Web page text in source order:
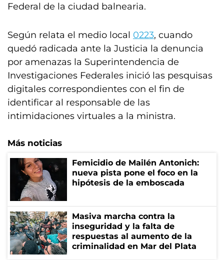
Federal de la ciudad balnearia.
Según relata el medio local 0223, cuando
quedó radicada ante la Justicia la denuncia
por amenazas la Superintendencia de
Investigaciones Federales inició las pesquisas
digitales correspondientes con el fin de
identificar al responsable de las
intimidaciones virtuales a la ministra.
Más noticias
Femicidio de Mailén Antonich:
nueva pista pone el foco en la
hipótesis de la emboscada
Masiva marcha contra la
inseguridad y la falta de
respuestas al aumento de la
criminalidad en Mar del Plata